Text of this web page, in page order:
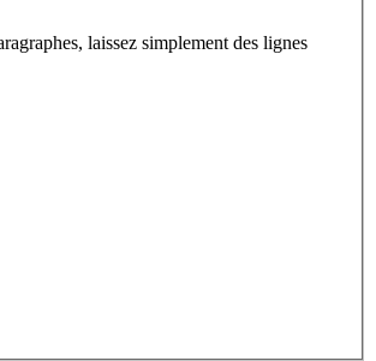
laissez simplement des lignes